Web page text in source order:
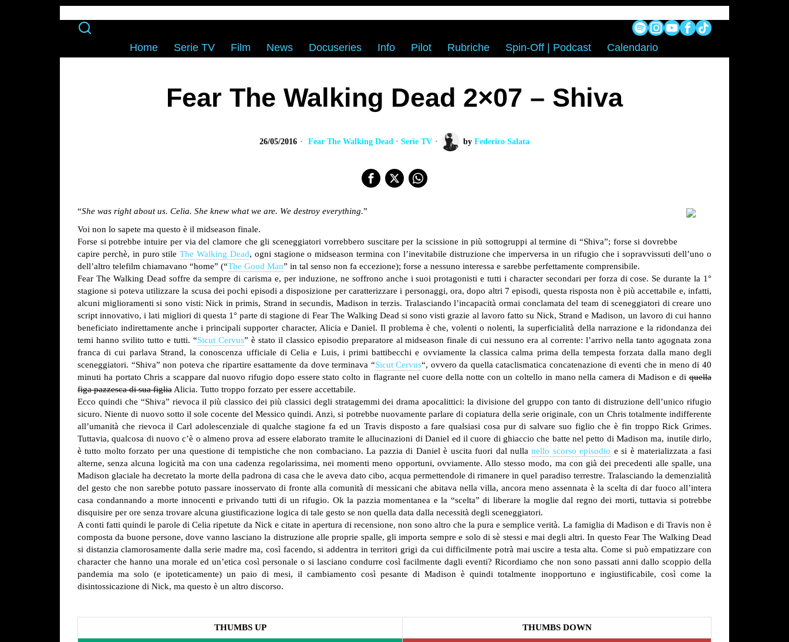
Home Serie TV Film News Docuseries Info Pilot Rubriche Spin-Off | Podcast Calendario
Fear The Walking Dead 2×07 – Shiva
26/05/2016 Fear The Walking Dead · Serie TV by Federico Salata
“She was right about us. Celia. She knew what we are. We destroy everything.”
Voi non lo sapete ma questo è il midseason finale.
Forse si potrebbe intuire per via del clamore che gli sceneggiatori vorrebbero suscitare per la scissione in più sottogruppi al termine di “Shiva”; forse si dovrebbe
capire perchè, in puro stileThe Walking Dead, ogni stagione o midseason termina con l’inevitabile distruzione che imperversa in un rifugio che i sopravvissuti dell’uno o
dell’altro telefilm chiamavano “home” (“The Good Man” in tal senso non fa eccezione); forse a nessuno interessa e sarebbe perfettamente comprensibile.
Fear The Walking Dead soffre da sempre di carisma e, per induzione, ne soffrono anche i suoi protagonisti e tutti i character secondari per forza di cose. Se durante la 1°
stagione si poteva utilizzare la scusa dei pochi episodi a disposizione per caratterizzare i personaggi, ora, dopo altri 7 episodi, questa risposta non è più accettabile e, infatti,
alcuni miglioramenti si sono visti: Nick in primis, Strand in secundis, Madison in terzis. Tralasciando l’incapacità ormai conclamata del team di sceneggiatori di creare uno
script innovativo, i lati migliori di questa 1° parte di stagione di Fear The Walking Dead si sono visti grazie al lavoro fatto su Nick, Strand e Madison, un lavoro di cui hanno
beneficiato indirettamente anche i principali supporter character, Alicia e Daniel. Il problema è che, volenti o nolenti, la superficialità della narrazione e la ridondanza dei
temi hanno svilito tutto e tutti. “Sicut Cervus” è stato il classico episodio preparatore al midseason finale di cui nessuno era al corrente: l’arrivo nella tanto agognata zona
franca di cui parlava Strand, la conoscenza ufficiale di Celia e Luis, i primi battibecchi e ovviamente la classica calma prima della tempesta forzata dalla mano degli
sceneggiatori. “Shiva” non poteva che ripartire esattamente da dove terminava “Sicut Cervus“, ovvero da quella cataclismatica concatenazione di eventi che in meno di 40
minuti ha portato Chris a scappare dal nuovo rifugio dopo essere stato colto in flagrante nel cuore della notte con un coltello in mano nella camera di Madison e di quella
figa pazzesca di sua figlia Alicia. Tutto troppo forzato per essere accettabile.
Ecco quindi che “Shiva” rievoca il più classico dei più classici degli stratagemmi dei drama apocalittici: la divisione del gruppo con tanto di distruzione dell’unico rifugio
sicuro. Niente di nuovo sotto il sole cocente del Messico quindi. Anzi, si potrebbe nuovamente parlare di copiatura della serie originale, con un Chris totalmente indifferente
all’umanità che rievoca il Carl adolescenziale di qualche stagione fa ed un Travis disposto a fare qualsiasi cosa pur di salvare suo figlio che è fin troppo Rick Grimes.
Tuttavia, qualcosa di nuovo c’è o almeno prova ad essere elaborato tramite le allucinazioni di Daniel ed il cuore di ghiaccio che batte nel petto di Madison ma, inutile dirlo,
è tutto molto forzato per una questione di tempistiche che non combaciano. La pazzia di Daniel è uscita fuori dal nullanello scorso episodio e si è materializzata a fasi
alterne, senza alcuna logicità ma con una cadenza regolarissima, nei momenti meno opportuni, ovviamente. Allo stesso modo, ma con già dei precedenti alle spalle, una
Madison glaciale ha decretato la morte della padrona di casa che le aveva dato cibo, acqua permettendole di rimanere in quel paradiso terrestre. Tralasciando la demenzialità
del gesto che non sarebbe potuto passare inosservato di fronte alla comunità di messicani che abitava nella villa, ancora meno assennata è la scelta di dar fuoco all’intera
casa condannando a morte innocenti e privando tutti di un rifugio. Ok la pazzia momentanea e la “scelta” di liberare la moglie dal regno dei morti, tuttavia si potrebbe
disquisire per ore senza trovare alcuna giustificazione logica di tale gesto se non quella data dalla necessità degli sceneggiatori.
A conti fatti quindi le parole di Celia ripetute da Nick e citate in apertura di recensione, non sono altro che la pura e semplice verità. La famiglia di Madison e di Travis non è
composta da buone persone, dove vanno lasciano la distruzione alle proprie spalle, gli importa sempre e solo di sè stessi e mai degli altri. In questo Fear The Walking Dead
si distanzia clamorosamente dalla serie madre ma, così facendo, si addentra in territori grigi da cui difficilmente potrà mai uscire a testa alta. Come si può empatizzare con
character che hanno una morale ed un’etica così personale o si lasciano condurre così facilmente dagli eventi? Ricordiamo che non sono passati anni dallo scoppio della
pandemia ma solo (e ipoteticamente) un paio di mesi, il cambiamento così pesante di Madison è quindi totalmente inopportuno e ingiustificabile, così come la
disintossicazione di Nick, ma questo è un altro discorso.
THUMBS UP THUMBS DOWN